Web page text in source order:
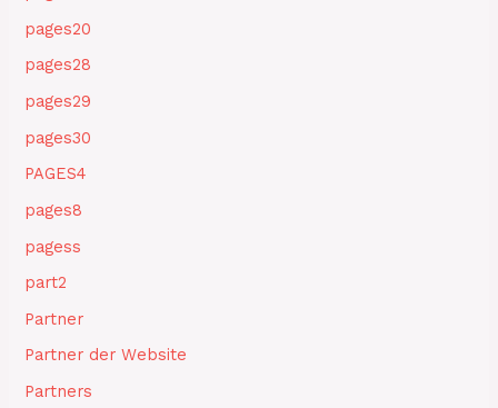
pages20
pages28
pages29
pages30
PAGES4
pages8
pagess
part2
Partner
Partner der Website
Partners